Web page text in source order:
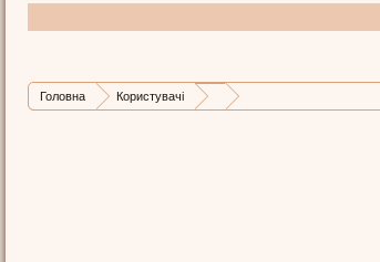
Головна Користувачі